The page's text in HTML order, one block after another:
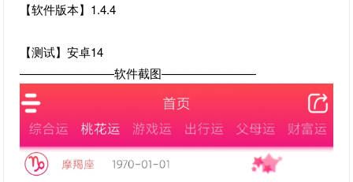
【软件版本】1.4.4
【测试】安卓14
————————软件截图————————